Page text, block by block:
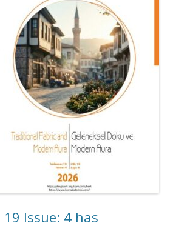
19 Issue: 4 has